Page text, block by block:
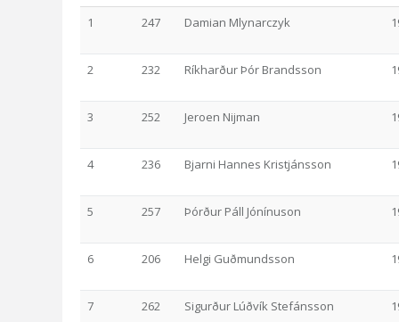
1
247 Damian Mlynarczyk
2 232 Ríkharður Þór Brandsson
3 252 Jeroen Nijman
4 236 Bjarni Hannes Kristjánsson
5 257 Þórður Páll Jónínuson
6 206 Helgi Guðmundsson
7 262 Sigurður Lúðvík Stefánsson